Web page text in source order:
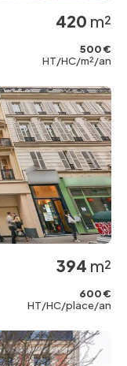
420 m²
500 €
HT/HC/m²/an
394 m²
600 €
HT/HC/place/an